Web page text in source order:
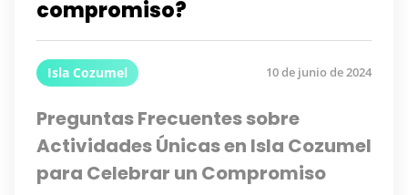
compromiso?
Isla Cozumel 10 de junio de 2024
Preguntas Frecuentes sobre
Actividades Únicas en Isla Cozumel
para Celebrar un Compromiso